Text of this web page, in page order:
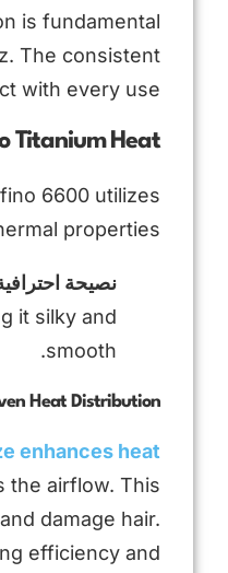
is fundamental
The consistent
with every use.
Titanium Heat
6600 utilizes
properties.
نصيحة
it silky and
smooth.
Heat Distribution
enhances heat
the airflow. This
damage hair.
efficiency and